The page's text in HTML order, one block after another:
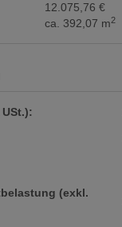
12.075,76 €
ca. 392,07 m2
USt.):
(exkl.